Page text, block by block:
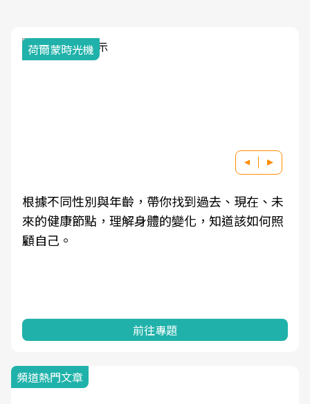
荷爾蒙時光機
根據不同性別與年齡，帶你找到過去、現在、未
來的健康節點，理解身體的變化，知道該如何照
顧自己。
前往專題
頻道熱門文章